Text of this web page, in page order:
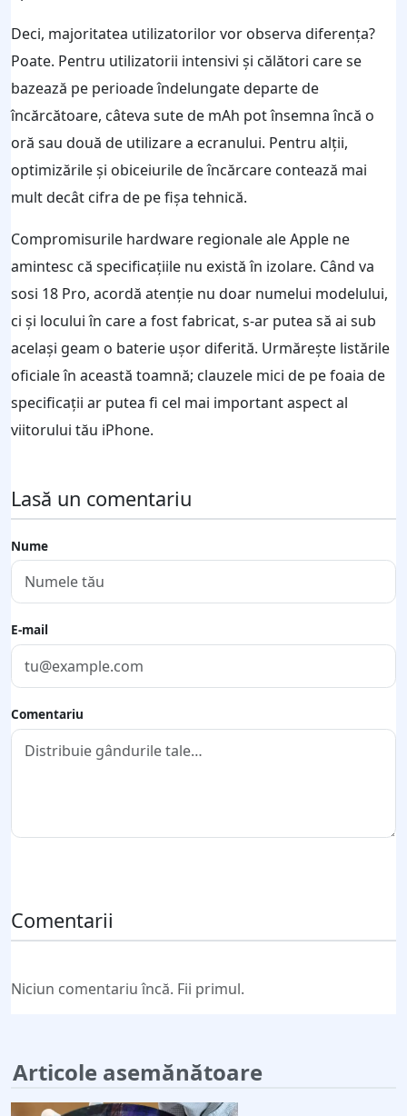
Deci, majoritatea utilizatorilor vor observa diferența?
Poate. Pentru utilizatorii intensivi și călători care se
bazează pe perioade îndelungate departe de
încărcătoare, câteva sute de mAh pot însemna încă o
oră sau două de utilizare a ecranului. Pentru alții,
optimizările și obiceiurile de încărcare contează mai
mult decât cifra de pe fișa tehnică.
Compromisurile hardware regionale ale Apple ne
amintesc că specificațiile nu există în izolare. Când va
sosi 18 Pro, acordă atenție nu doar numelui modelului,
ci și locului în care a fost fabricat, s-ar putea să ai sub
același geam o baterie ușor diferită. Urmărește listările
oficiale în această toamnă; clauzele mici de pe foaia de
specificații ar putea fi cel mai important aspect al
viitorului tău iPhone.
Lasă un comentariu
Nume
E-mail
Comentariu
Comentarii
Niciun comentariu încă. Fii primul.
Articole asemănătoare